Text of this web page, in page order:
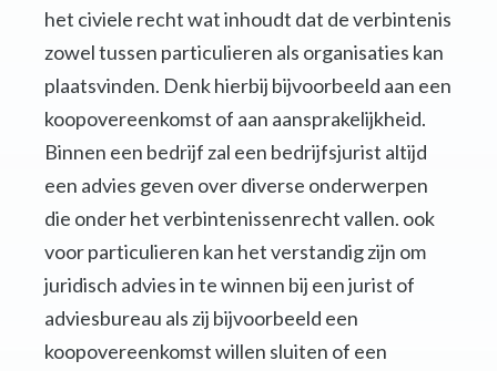
het civiele recht wat inhoudt dat de verbintenis
zowel tussen particulieren als organisaties kan
plaatsvinden. Denk hierbij bijvoorbeeld aan een
koopovereenkomst of aan aansprakelijkheid.
Binnen een bedrijf zal een bedrijfsjurist altijd
een advies geven over diverse onderwerpen
die onder het verbintenissenrecht vallen. ook
voor particulieren kan het verstandig zijn om
juridisch advies in te winnen bij een jurist of
adviesbureau als zij bijvoorbeeld een
koopovereenkomst willen sluiten of een